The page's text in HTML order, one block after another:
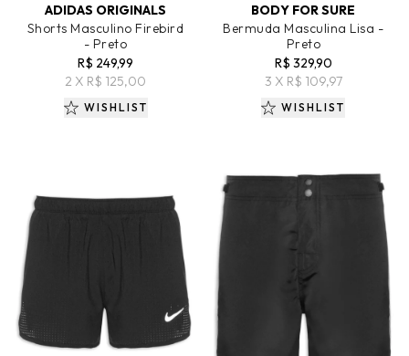
ADIDAS ORIGINALS
Shorts Masculino Firebird
- Preto
R$ 249,99
2 X R$ 125,00
WISHLIST
BODY FOR SURE
Bermuda Masculina Lisa -
Preto
R$ 329,90
3 X R$ 109,97
WISHLIST